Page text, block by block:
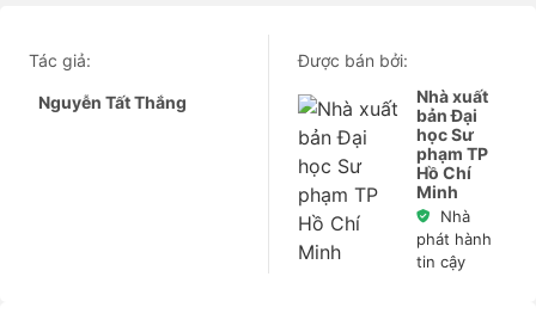
Tác giả:
Nguyễn Tất Thắng
Được bán bởi:
Nhà xuất
bản Đại
học Sư
phạm TP
Hồ Chí
Minh
Nhà
phát hành
tin cậy